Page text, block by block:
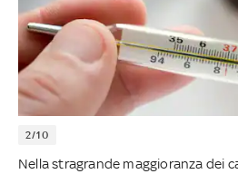
2/10
Nella stragrande maggioranza dei